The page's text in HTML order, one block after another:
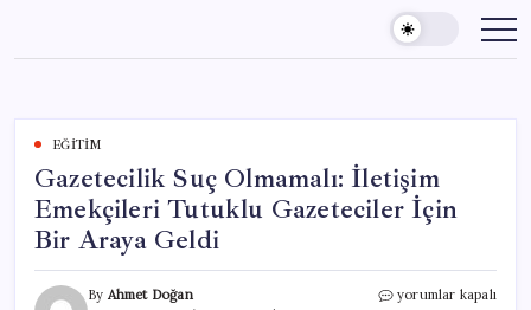
content
EĞITIM
Gazetecilik Suç Olmamalı: İletişim
Emekçileri Tutuklu Gazeteciler İçin
Bir Araya Geldi
By Ahmet Doğan
Gazetecilik
yorumlar kapalı